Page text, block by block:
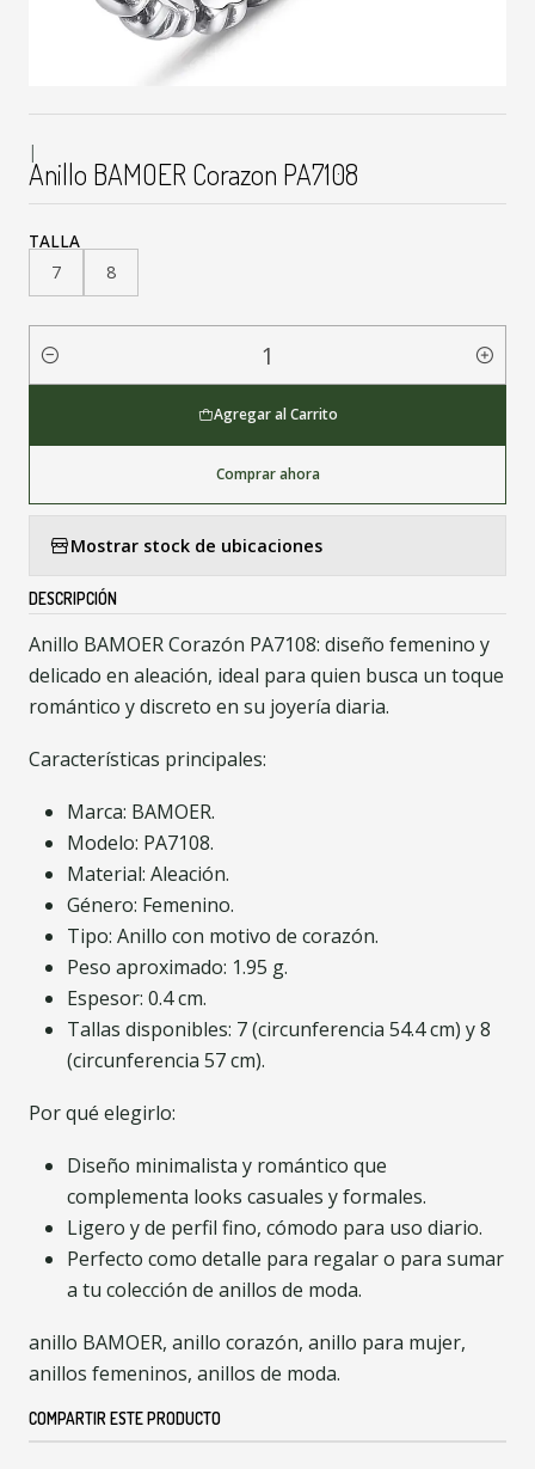
|
Anillo BAMOER Corazon PA7108
TALLA
7
8
Cantidad
Agregar al Carrito
Comprar ahora
Mostrar stock de ubicaciones
DESCRIPCIÓN
Anillo BAMOER Corazón PA7108: diseño femenino y
delicado en aleación, ideal para quien busca un toque
romántico y discreto en su joyería diaria.
Características principales:
Marca: BAMOER.
Modelo: PA7108.
Material: Aleación.
Género: Femenino.
Tipo: Anillo con motivo de corazón.
Peso aproximado: 1.95 g.
Espesor: 0.4 cm.
Tallas disponibles: 7 (circunferencia 54.4 cm) y 8
(circunferencia 57 cm).
Por qué elegirlo:
Diseño minimalista y romántico que
complementa looks casuales y formales.
Ligero y de perfil fino, cómodo para uso diario.
Perfecto como detalle para regalar o para sumar
a tu colección de anillos de moda.
anillo BAMOER, anillo corazón, anillo para mujer,
anillos femeninos, anillos de moda.
COMPARTIR ESTE PRODUCTO